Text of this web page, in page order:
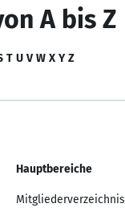
A bis Z
T U V W X Y Z
Hauptbereiche
Mitgliederverzeichnis